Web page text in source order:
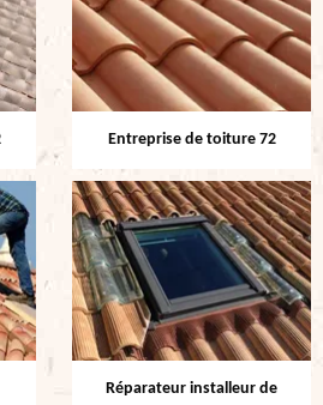
Entreprise de toiture 72
Réparateur installeur de